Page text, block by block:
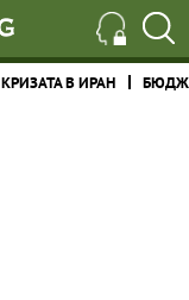
КРИЗАТА В ИРАН